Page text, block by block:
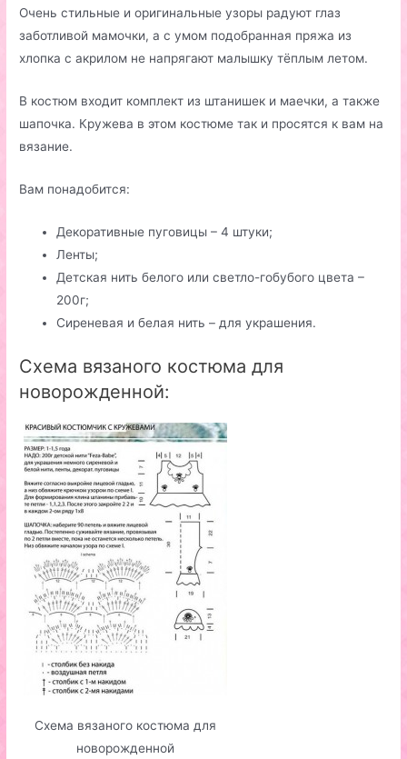
Очень стильные и оригинальные узоры радуют глаз
заботливой мамочки, а с умом подобранная пряжа из
хлопка с акрилом не напрягают малышку тёплым летом.
В костюм входит комплект из штанишек и маечки, а также
шапочка. Кружева в этом костюме так и просятся к вам на
вязание.
Вам понадобится:
Декоративные пуговицы – 4 штуки;
Ленты;
Детская нить белого или светло-гобубого цвета –
200г;
Сиреневая и белая нить – для украшения.
Схема вязаного костюма для
новорожденной:
Схема вязаного костюма для
новорожденной